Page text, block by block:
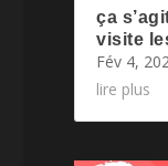
ça
visite
Fév 4,
lire plus